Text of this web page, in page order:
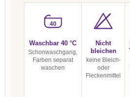
40
Waschbar 40 °C
Schonwaschgang,
Farben separat
waschen
Nicht
bleichen
keine Bleich-
oder
Fleckenmittel